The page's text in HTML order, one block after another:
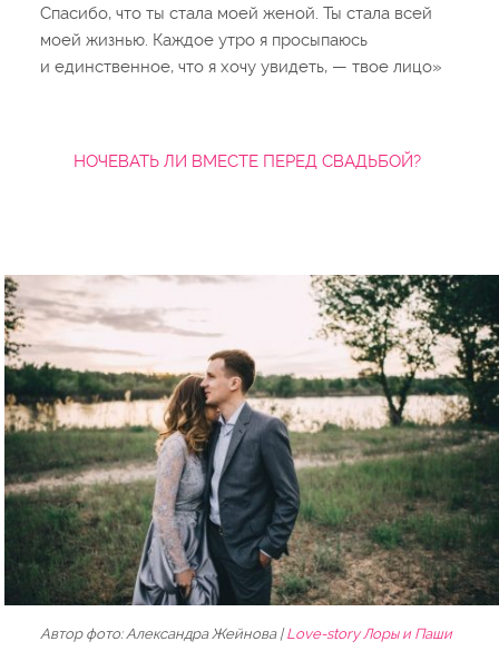
Спасибо, что ты стала моей женой. Ты стала всей
моей жизнью. Каждое утро я просыпаюсь
и единственное, что я хочу увидеть, — твое лицо»
НОЧЕВАТЬ ЛИ ВМЕСТЕ ПЕРЕД СВАДЬБОЙ?
Автор фото: Александра Жейнова |Love-story Лоры и Паши